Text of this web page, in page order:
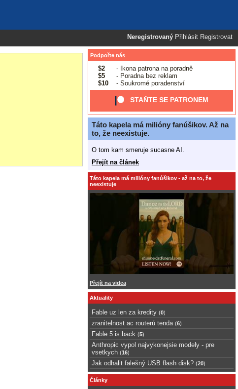
Neregistrovaný Přihlásit Registrovat
Podpořte nás
$2
- Ikona patrona na poradně
$5
- Poradna bez reklam
$10
- Soukromé poradenství
STAŇTE SE PATRONEM
Táto kapela má milióny fanúšikov. Až na
to, že neexistuje.
O tom kam smeruje sucasne AI.
Přejít na článek
Táto kapela má milióny fanúšikov - až na to, že
neexistuje
Přejít na videa
Aktuality
Fable uz len za kredity (0)
zranitelnost ac routerů tenda (6)
Fable 5 is back (5)
Anthropic vypol najvykonejsie modely - pre
vsetkych (16)
Jak odhalit falešný USB flash disk? (20)
Články